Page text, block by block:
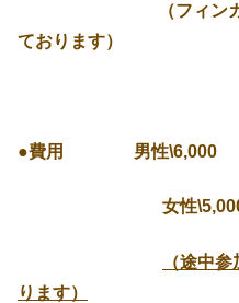
（フィンガーフ
ております）
●費用 男性\6,000
女性
（途中
ります）